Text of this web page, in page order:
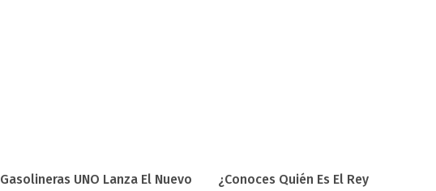
Gasolineras UNO Lanza El Nuevo
¿Conoces Quién Es El Rey